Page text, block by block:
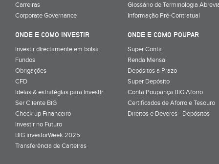
Carreiras
Corporate Governance
Glossário de Terminologia
Informação Pré-Contratual
ONDE E COMO INVESTIR
Investir directamente em bolsa
Fundos
Obrigações
CFD
Ideias & estratégias para investir
Ser Cliente BiG
Check up Financeiro
Investir no Futuro
BiG InvestorWeek 2025;
Transferência de Carteiras;
ONDE E COMO POUPAR
Super Conta
Renda Mensal
Depósitos a Prazo
Super Depósito
Conta Poupança BiG Aforro
Certificados de Aforro e Tesouro
Direitos e Deveres - Depósitos